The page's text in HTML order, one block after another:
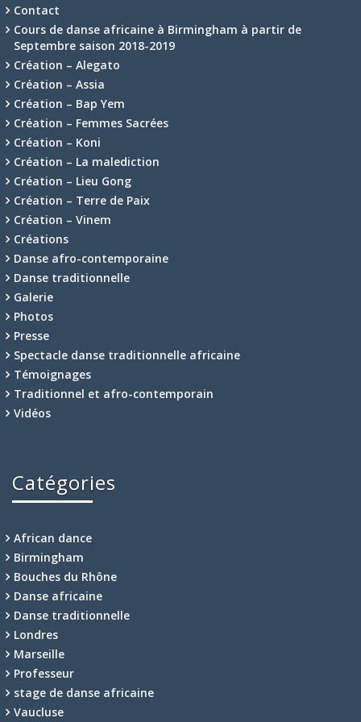
Contact
Cours de danse africaine à Birmingham à partir de
Septembre saison 2018-2019
Création – Alegato
Création – Assia
Création – Bap Yem
Création – Femmes Sacrées
Création – Koni
Création – La malediction
Création – Lieu Gong
Création – Terre de Paix
Création – Vinem
Créations
Danse afro-contemporaine
Danse traditionnelle
Galerie
Photos
Presse
Spectacle danse traditionnelle africaine
Témoignages
Traditionnel et afro-contemporain
Vidéos
Catégories
African dance
Birmingham
Bouches du Rhône
Danse africaine
Danse traditionnelle
Londres
Marseille
Professeur
stage de danse africaine
Vaucluse